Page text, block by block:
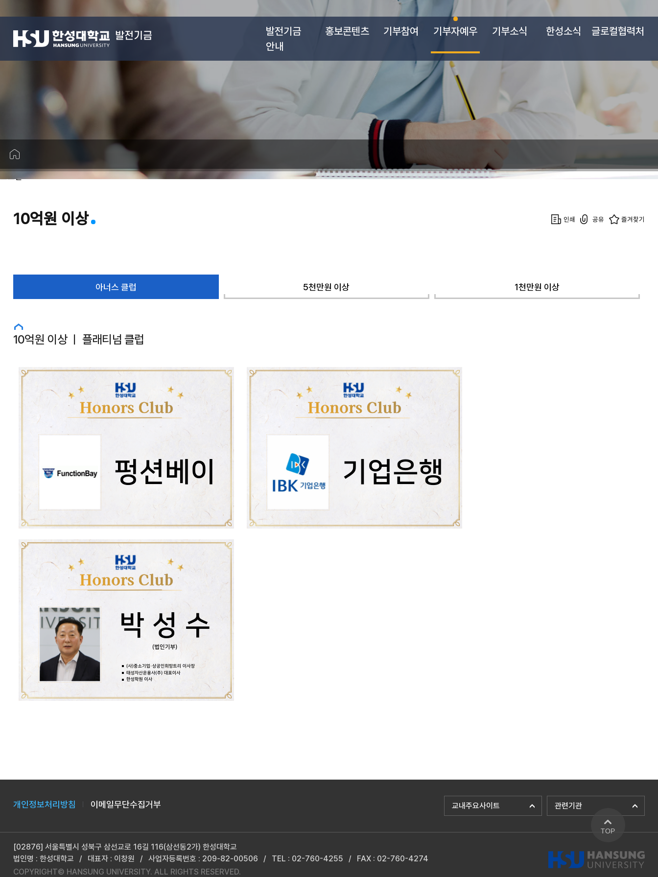
로그인
발전기금
발전기금
안내
홍보콘텐츠 기부참여 기부자예우 기부소식 한성소식 글로컬협력처
10억원 이상 인쇄 공유 즐겨찾기
아너스 클럽 5천만원 이상 1천만원 이상
10억원 이상 ㅣ 플래티넘 클럽
개인정보처리방침 이메일무단수집거부 교내주요사이트 관련기관
[02876] 서울특별시 성북구 삼선교로 16길 116(삼선동2가) 한성대학교
법인명 : 한성대학교
/ 대표자 : 이창원 / 사업자등록번호 : 209-82-00506 / TEL : 02-760-4255 /
FAX : 02-760-4274
COPYRIGHT© HANSUNG UNIVERSITY. ALL RIGHTS RESERVED.
TOP